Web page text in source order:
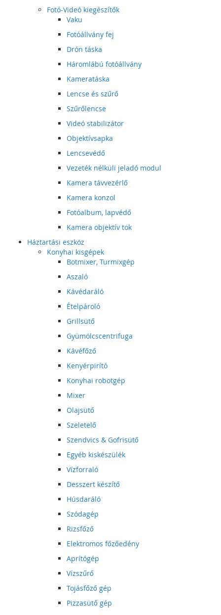
Fotó-Videó kiegészítők
Vaku
Fotóállvány fej
Drón táska
Háromlábú fotóállvány
Kameratáska
Lencse és szűrő
Szűrőlencse
Videó stabilizátor
Objektívsapka
Lencsevédő
Vezeték nélküli jeladó modul
Kamera távvezérlő
Kamera konzol
Fotóalbum, lapvédő
Kamera objektív tok
Háztartási eszköz
Konyhai kisgépek
Botmixer, Turmixgép
Aszaló
Kávédaráló
Ételpároló
Grillsütő
Gyümölcscentrifuga
Kávéfőző
Kenyérpirító
Konyhai robotgép
Mixer
Olajsütő
Szeletelő
Szendvics & Gofrisütő
Egyéb kiskészülék
Vízforraló
Desszert készítő
Húsdaráló
Szódagép
Rizsfőző
Elektromos főzőedény
Aprítógép
Vízszűrő
Tojásfőző gép
Pizzasütő gép